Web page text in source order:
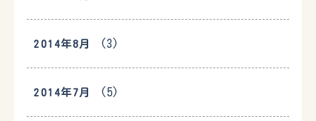
2014年8月 (3)
2014年7月 (5)